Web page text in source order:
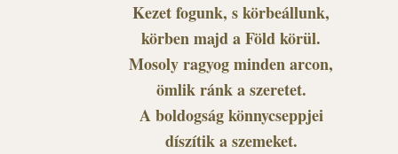
Kezet fogunk, s körbeállunk,
körben majd a Föld körül.
Mosoly ragyog minden arcon,
ömlik ránk a szeretet.
A boldogság könnycseppjei
díszítik a szemeket.